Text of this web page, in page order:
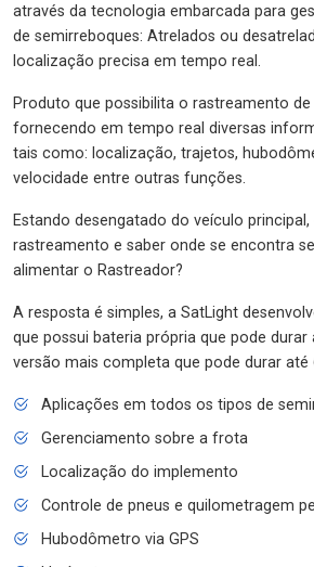
através da tecnologia embarcada para
de semirreboques: Atrelados ou
localização precisa em tempo real.
Produto que possibilita o rastreamento
fornecendo em tempo real diversas
tais como: localização, trajetos,
velocidade entre outras funções.
Estando desengatado do veículo
rastreamento e saber onde se encontra
alimentar o Rastreador?
A resposta é simples, a SatLight
que possui bateria própria que pode durar
versão mais completa que pode durar até
Aplicações em todos os tipos de
Gerenciamento sobre a frota
Localização do implemento
Controle de pneus e quilometragem
Hubodômetro via GPS